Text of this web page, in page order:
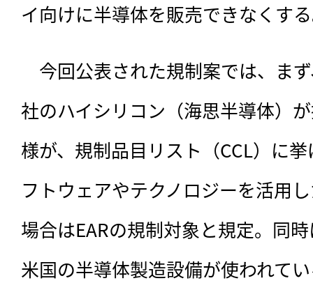
イ向けに半導体を販売できなくす
今回公表された規制案では、ま
社のハイシリコン（海思半導体）
様が、規制品目リスト（CCL）に
フトウェアやテクノロジーを活用
場合はEARの規制対象と規定。同
米国の半導体製造設備が使われて